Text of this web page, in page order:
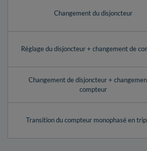
Changement du disjoncteur
Réglage du disjoncteur + changement de
Changement de disjoncteur +
compteur
Transition du compteur monophasé en